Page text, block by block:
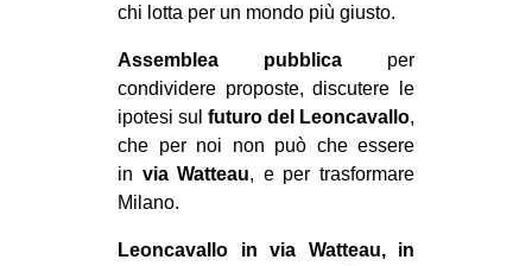
CULTURE
ARTE
CINEMA
chi lotta per un mondo più giusto.
Assemblea pubblica per
condividere proposte, discutere le
ipotesi sul futuro del Leoncavallo,
che per noi non può che essere
in via Watteau, e per trasformare
Milano.
Leoncavallo in via Watteau, in